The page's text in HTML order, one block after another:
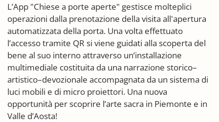
L’App "Chiese a porte aperte" gestisce molteplici
operazioni dalla prenotazione della visita all'apertura
automatizzata della porta. Una volta effettuato
l’accesso tramite QR si viene guidati alla scoperta del
bene al suo interno attraverso un’installazione
multimediale costituita da una narrazione storico–
artistico–devozionale accompagnata da un sistema di
luci mobili e di micro proiettori. Una nuova
opportunità per scoprire l’arte sacra in Piemonte e in
Valle d’Aosta!